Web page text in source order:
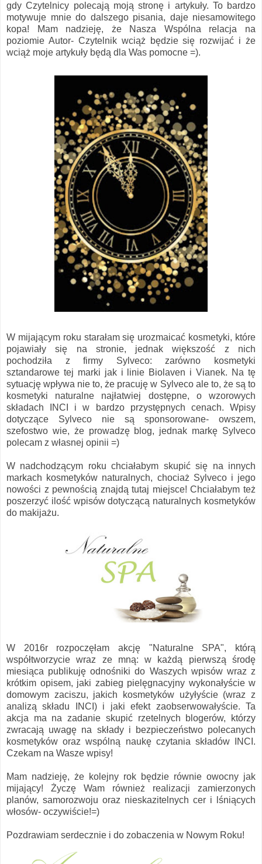
gdy Czytelnicy polecają moją stronę i artykuły. To bardzo
motywuje mnie do dalszego pisania, daje niesamowitego
kopa! Mam nadzieję, że Nasza Wspólna relacja na
poziomie Autor- Czytelnik wciąż będzie się rozwijać i że
wciąż moje artykuły będą dla Was pomocne =).
W mijającym roku starałam się urozmaicać kosmetyki, które
pojawiały się na stronie, jednak większość z nich
pochodziła z firmy Sylveco: zarówno kosmetyki
sztandarowe tej marki jak i linie Biolaven i Vianek. Na tę
sytuację wpływa nie to, że pracuję w Sylveco ale to, że są to
kosmetyki naturalne najłatwiej dostępne, o wzorowych
składach INCI i w bardzo przystępnych cenach. Wpisy
dotyczące Sylveco nie są sponsorowane- owszem,
szefostwo wie, że prowadzę blog, jednak markę Sylveco
polecam z własnej opinii =)
W nadchodzącym roku chciałabym skupić się na innych
markach kosmetyków naturalnych, chociaż Sylveco i jego
nowości z pewnością znajdą tutaj miejsce! Chciałabym też
poszerzyć ilość wpisów dotyczącą naturalnych kosmetyków
do makijażu.
W 2016r rozpoczęłam akcję "Naturalne SPA", którą
współtworzycie wraz ze mną: w każdą pierwszą środę
miesiąca publikuję odnośniki do Waszych wpisów wraz z
krótkim opisem, jaki zabieg pielęgnacyjny wykonałyście w
domowym zaciszu, jakich kosmetyków użyłyście (wraz z
analizą składu INCI) i jaki efekt zaobserwowałyście. Ta
akcja ma na zadanie skupić rzetelnych blogerów, którzy
zwracają uwagę na składy i bezpieczeństwo polecanych
kosmetyków oraz wspólną naukę czytania składów INCI.
Czekam na Wasze wpisy!
Mam nadzieję, że kolejny rok będzie równie owocny jak
mijający! Życzę Wam również realizacji zamierzonych
planów, samorozwoju oraz nieskazitelnych cer i lśniących
włosów- oczywiście!=)
Pozdrawiam serdecznie i do zobaczenia w Nowym Roku!